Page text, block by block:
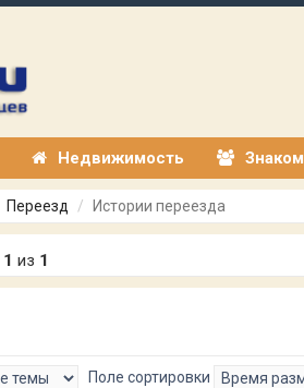
Недвижимость
Переезд Истории переезда
1 из 1
Поле сортировки